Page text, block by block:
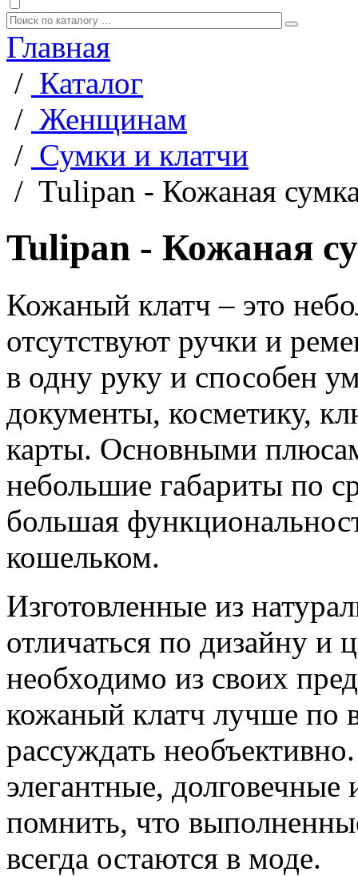
Главная
/ Каталог
/ Женщинам
/ Сумки и клатчи
/ Tulipan - Кожаная
Tulipan - Кожаная
Кожаный клатч – это
отсутствуют ручки и
в одну руку и способен
документы, косметику,
карты. Основными
небольшие габариты по
большая
кошельком.
Изготовленные из
отличаться по дизайну и
необходимо из своих
кожаный клатч лучше по
рассуждать
элегантные,
помнить, что
всегда остаются в моде.